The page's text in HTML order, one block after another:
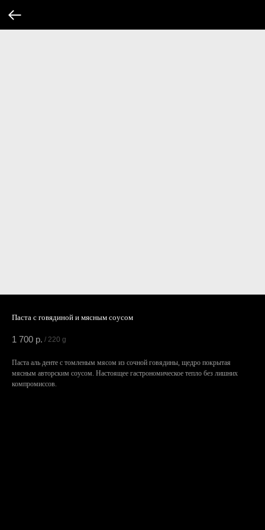
Паста с говядиной и мясным соусом
1 700 р. / 220 g
Паста аль денте с томленым мясом из сочной говядины, щедро покрытая
мясным авторским соусом. Настоящее гастрономическое тепло без лишних
компромиссов.